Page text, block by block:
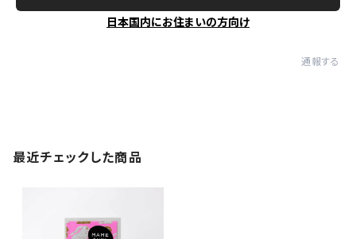
日本国内にお住まいの方向け
通報する
最近チェックした商品